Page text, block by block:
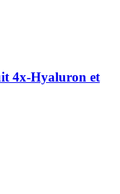
4x-​Hyaluron et